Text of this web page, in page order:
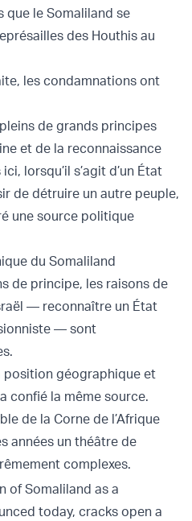
le Somaliland se
des Houthis au
les condamnations ont
de grands principes
et de la reconnaissance
lorsqu’il s’agit d’un État
de détruire un autre peuple,
une source politique
du Somaliland
de principe, les raisons de
— reconnaître un État
— sont
position géographique et
confié la même source.
de la Corne de l’Afrique
années un théâtre de
complexes.
of Somaliland as a
today, cracks open a